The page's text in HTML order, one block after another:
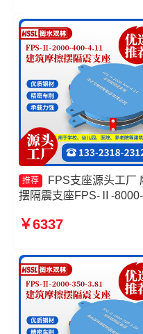
推荐
FPS支座源头工厂
摆隔震支座FPS-Ⅱ-8000-
擦摆减隔震支座源头工厂
￥6337